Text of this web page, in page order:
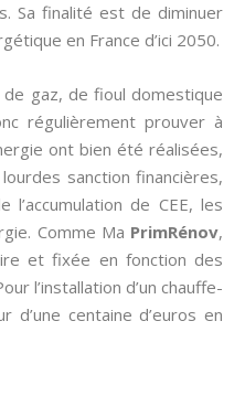
Sa finalité est de diminuer
en France d’ici 2050.
de gaz, de fioul domestique
régulièrement prouver à
ont bien été réalisées,
sanction financières,
de CEE, les
Comme Ma PrimRénov,
et fixée en fonction des
l’installation d’un chauffe-
d’une centaine d’euros en